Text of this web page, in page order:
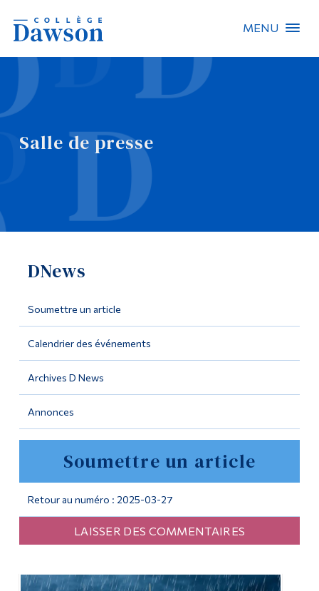
MENU
Salle de presse
DNews
Soumettre un article
Calendrier des événements
Archives D News
Annonces
Soumettre un article
Retour au numéro : 2025-03-27
LAISSER DES COMMENTAIRES
Recherche sur le site
Recherche de personnes
EN
Omnivox
Outils
Programmes
Formation continue
Admissions
Qui vous êtes